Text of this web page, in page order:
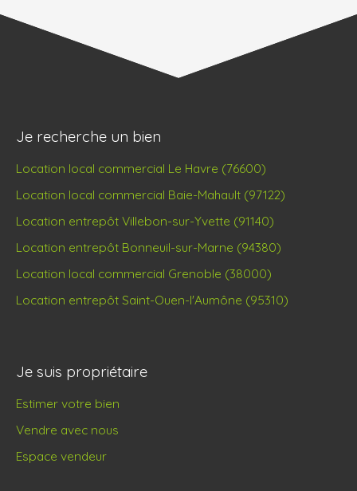
Je recherche un bien
Location local commercial Le Havre (76600)
Location local commercial Baie-Mahault (97122)
Location entrepôt Villebon-sur-Yvette (91140)
Location entrepôt Bonneuil-sur-Marne (94380)
Location local commercial Grenoble (38000)
Location entrepôt Saint-Ouen-l'Aumône (95310)
Je suis propriétaire
Estimer votre bien
Vendre avec nous
Espace vendeur